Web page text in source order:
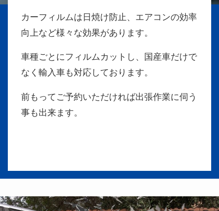
カーフィルムは日焼け防止、エアコンの効率
向上など様々な効果があります。
車種ごとにフィルムカットし、国産車だけで
なく輸入車も対応しております。
前もってご予約いただければ出張作業に伺う
事も出来ます。